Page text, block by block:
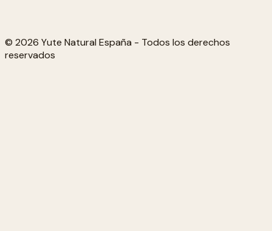
© 2026 Yute Natural España - Todos los derechos
reservados